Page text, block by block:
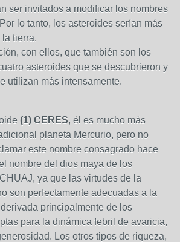
ser invitados a modificar los nombres
lo tanto, los asteroides serían más
tierra.
con ellos, que también son los
asteroides que se descubrieron y
utilizan más intensamente.
(1) CERES, él es mucho más
planeta Mercurio, pero no
este nombre consagrado hace
nombre del dios maya de los
ya que las virtudes de la
son perfectamente adecuadas a la
principalmente de los
para la dinámica febril de avaricia,
Los otros tipos de riqueza,